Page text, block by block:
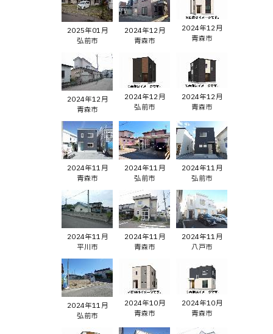
2025年01月
弘前市
2024年12月
青森市
2024年12月
青森市
2024年12月
青森市
2024年12月
弘前市
2024年12月
青森市
2024年11月
青森市
2024年11月
弘前市
2024年11月
弘前市
2024年11月
平川市
2024年11月
青森市
2024年11月
八戸市
2024年11月
弘前市
2024年10月
青森市
2024年10月
青森市